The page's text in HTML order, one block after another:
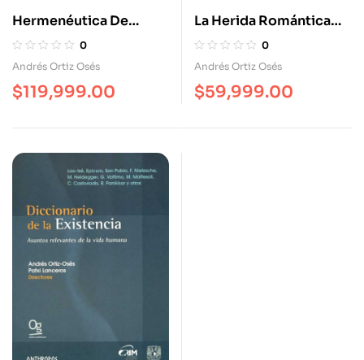
Hermenéutica De
Eranos Las Estructuras
Simbólicas Del Mundo
0
Andrés Ortiz Osés
$119,999.00
La Herida Romántica
Salir Del Almario
0
Andrés Ortiz Osés
$59,999.00